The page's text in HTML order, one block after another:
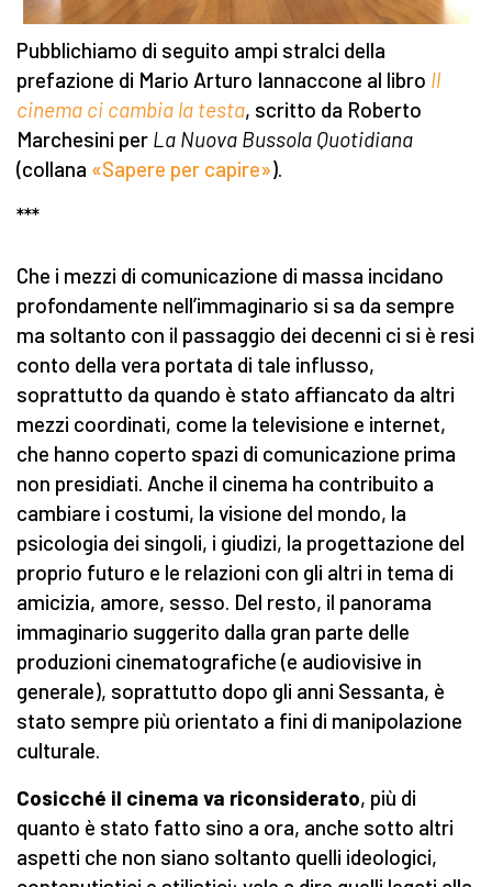
Pubblichiamo di seguito ampi stralci della
prefazione di Mario Arturo Iannaccone al libro Il
cinema ci cambia la testa, scritto da Roberto
Marchesini per La Nuova Bussola Quotidiana
(collana «Sapere per capire»).
***
Che i mezzi di comunicazione di massa incidano
profondamente nell’immaginario si sa da sempre
ma soltanto con il passaggio dei decenni ci si è resi
conto della vera portata di tale influsso,
soprattutto da quando è stato affiancato da altri
mezzi coordinati, come la televisione e internet,
che hanno coperto spazi di comunicazione prima
non presidiati. Anche il cinema ha contribuito a
cambiare i costumi, la visione del mondo, la
psicologia dei singoli, i giudizi, la progettazione del
proprio futuro e le relazioni con gli altri in tema di
amicizia, amore, sesso. Del resto, il panorama
immaginario suggerito dalla gran parte delle
produzioni cinematografiche (e audiovisive in
generale), soprattutto dopo gli anni Sessanta, è
stato sempre più orientato a fini di manipolazione
culturale.
Cosicché il cinema va riconsiderato, più di
quanto è stato fatto sino a ora, anche sotto altri
aspetti che non siano soltanto quelli ideologici,